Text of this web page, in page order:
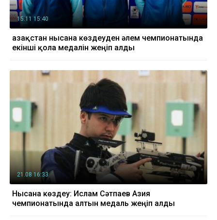
15.11 15:40
Қазақстан нысана көздеуден әлем чемпионатында
екінші қола медалін жеңіп алды
21.08 16:33
Нысана көздеу: Ислам Сәтпаев Азия
чемпионатында алтын медаль жеңіп алды